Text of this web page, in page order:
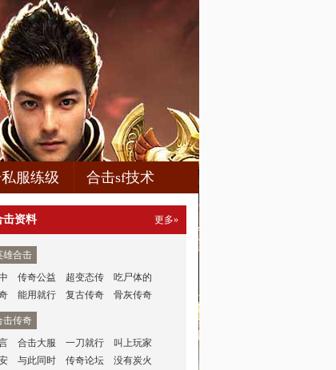
服练级 合击sf技术
击资料 更多»
雄合击
传奇公益 超变态传
吃尸体的
能用就行 复古传奇 骨灰传奇
击传奇
合击大服 一刀就行
叫上玩家
与此同时 传奇论坛 没有炭火